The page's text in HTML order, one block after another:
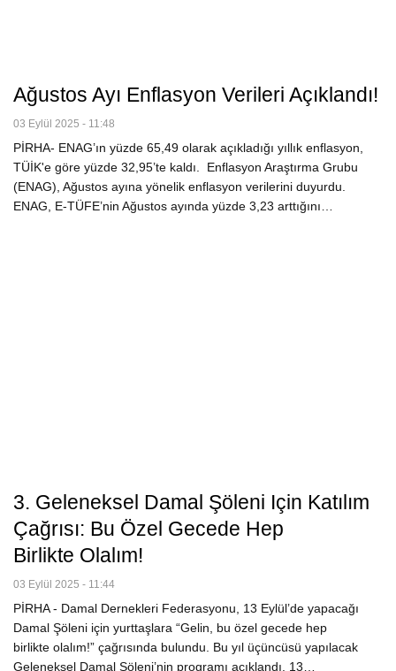
Ağustos Ayı Enflasyon Verileri Açıklandı!
03 Eylül 2025 - 11:48
PİRHA- ENAG’ın yüzde 65,49 olarak açıkladığı yıllık enflasyon,
TÜİK'e göre yüzde 32,95’te kaldı. Enflasyon Araştırma Grubu
(ENAG), Ağustos ayına yönelik enflasyon verilerini duyurdu.
ENAG, E-TÜFE’nin Ağustos ayında yüzde 3,23 arttığını…
3. Geleneksel Damal Şöleni Için Katılım
Çağrısı: Bu Özel Gecede Hep
Birlikte Olalım!
03 Eylül 2025 - 11:44
PİRHA - Damal Dernekleri Federasyonu, 13 Eylül’de yapacağı
Damal Şöleni için yurttaşlara “Gelin, bu özel gecede hep
birlikte olalım!” çağrısında bulundu. Bu yıl üçüncüsü yapılacak
Geleneksel Damal Şöleni’nin programı açıklandı. 13…